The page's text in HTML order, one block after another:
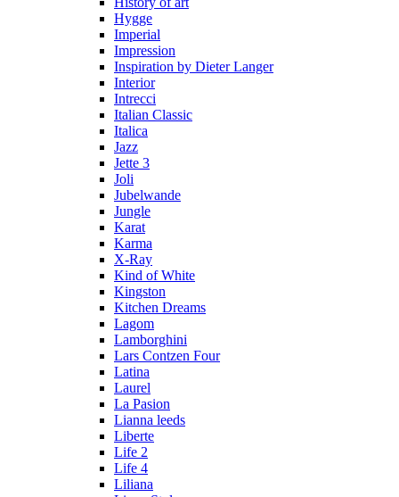
Hygge
Imperial
Impression
Inspiration by Dieter Langer
Interior
Intrecci
Italian Classic
Italica
Jazz
Jette 3
Joli
Jubelwande
Jungle
Karat
Karma
Х-Ray
Kind of White
Kingston
Kitchen Dreams
Lagom
Lamborghini
Lars Contzen Four
Latina
Laurel
La Pasion
Lianna leeds
Liberte
Life 2
Life 4
Liliana